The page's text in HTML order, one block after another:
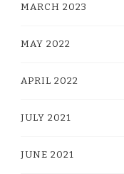
MARCH 2023
MAY 2022
APRIL 2022
JULY 2021
JUNE 2021